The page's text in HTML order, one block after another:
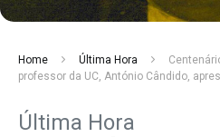
Home Última Hora
professor da UC, António Cândido,
Última Hora